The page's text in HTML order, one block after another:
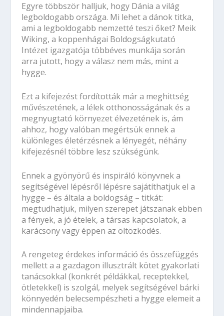
Egyre többször halljuk, hogy Dánia a világ
legboldogabb országa. Mi lehet a dánok titka,
ami a legboldogabb nemzetté teszi őket? Meik
Wiking, a koppenhágai Boldogságkutató
Intézet igazgatója többéves munkája során
arra jutott, hogy a válasz nem más, mint a
hygge.
Ezt a kifejezést fordították már a meghittség
művészetének, a lélek otthonosságának és a
megnyugtató környezet élvezetének is, ám
ahhoz, hogy valóban megértsük ennek a
különleges életérzésnek a lényegét, néhány
kifejezésnél többre lesz szükségünk.
Ennek a gyönyörű és inspiráló könyvnek a
segítségével lépésről lépésre sajátíthatjuk el a
hygge – és általa a boldogság – titkát:
megtudhatjuk, milyen szerepet játszanak ebben
a fények, a jó ételek, a társas kapcsolatok, a
karácsony vagy éppen az öltözködés.
A rengeteg érdekes információ és összefüggés
mellett a a gazdagon illusztrált kötet gyakorlati
tanácsokkal (konkrét példákkal, receptekkel,
ötletekkel) is szolgál, melyek segítségével bárki
könnyedén belecsempészheti a hygge elemeit a
mindennapjaiba.